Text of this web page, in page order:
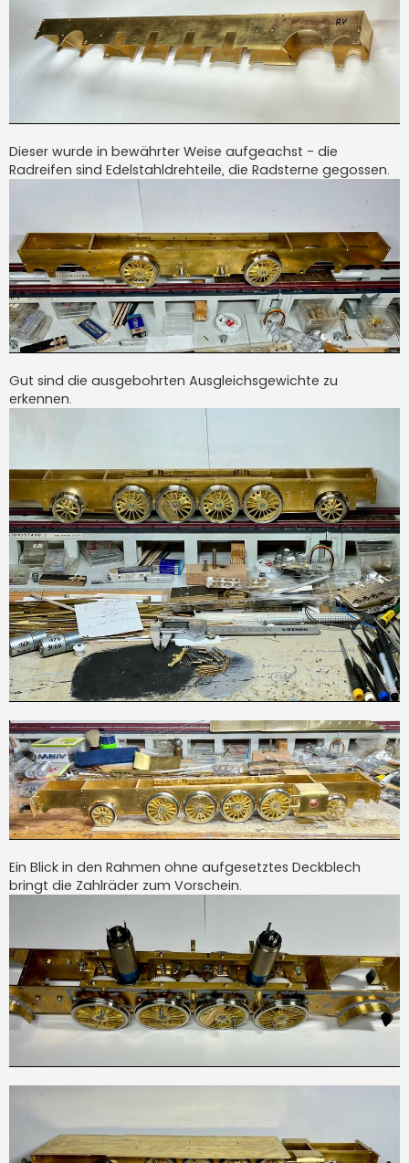
Dieser wurde in bewährter Weise aufgeachst - die
Radreifen sind Edelstahldrehteile, die Radsterne gegossen.
Gut sind die ausgebohrten Ausgleichsgewichte zu
erkennen.
Ein Blick in den Rahmen ohne aufgesetztes Deckblech
bringt die Zahlräder zum Vorschein.